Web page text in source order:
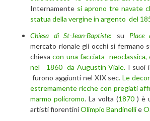
Internamente si aprono tre navate
statua della vergine in argento del
Chiesa di St-Jean-Baptiste: su Place
mercato rionale gli occhi si fermano
chiesacon una facciata
nel 1860 da Augustin Viale. I suoi
furono aggiunti nel XIX sec. Le
estremamente ricche con pregiati
marmo policromo. La volta (1870 ) è
artisti fiorentiniOlimpio Bandinellie